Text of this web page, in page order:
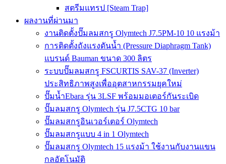
สตรีมแทรป [Steam Trap]
ผลงานที่ผ่านมา
งานติดตั้งปั๊มลมสกรู Olymtech J7.5PM-10 10 แรงม้า
การติดตั้งถังแรงดันน้ำ (Pressure Diaphragm Tank)
แบรนด์ Bauman ขนาด 300 ลิตร
ระบบปั๊มลมสกรู FSCURTIS SAV-37 (Inverter)
ประสิทธิภาพสูงเพื่ออุตสาหกรรมยุคใหม่
ปั๊มน้ำEbara รุ่น 3LSF พร้อมมอเตอร์กันระเบิด
ปั๊มลมสกรู Olymtech รุ่น J7.5CTG 10 bar
ปั๊มลมสกรูอินเวอร์เตอร์ Olymtech
ปั๊มลมสกรูแบบ 4 in 1 Olymtech
ปั๊มลมสกรู Olymtech 15 แรงม้า ใช้งานกับงานแขน
กลอัตโนมัติ